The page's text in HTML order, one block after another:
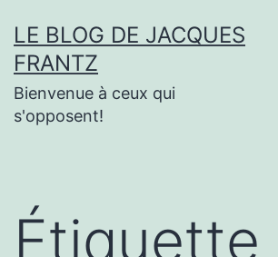
au
contenu
LE BLOG DE JACQUES
FRANTZ
Bienvenue à ceux qui
s'opposent!
Étiquette